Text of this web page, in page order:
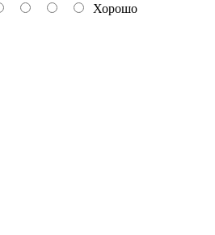
Хорошо